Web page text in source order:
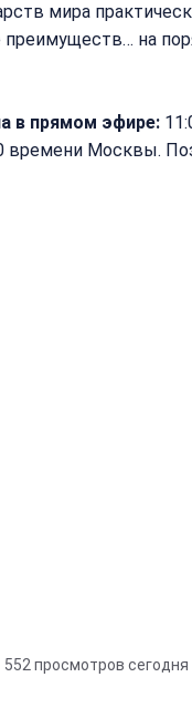
мира
на
в прямом эфире:
времени Москвы.
552 просмотров сегодня